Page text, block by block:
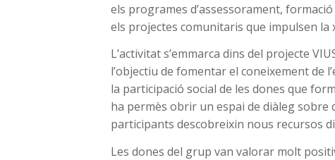
els programes d’assessorament,
els projectes comunitaris que impulsen la
L’activitat s’emmarca dins del projecte
l’objectiu de fomentar el coneixement de
la participació social de les dones que
ha permès obrir un espai de diàleg
participants descobreixin nous recursos
Les dones del grup van valorar molt